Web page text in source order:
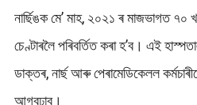
নাৰ্ছিঙক মে’ মাহ, ২০২১ ৰ মাজভাগত ৭০
চেণ্টাৰলৈ পৰিবৰ্তিত কৰা হ’ব।‌ এই
ডাক্তৰ, নাৰ্ছ আৰু পেৰামেডিকেলল
আগবঢ়াব।